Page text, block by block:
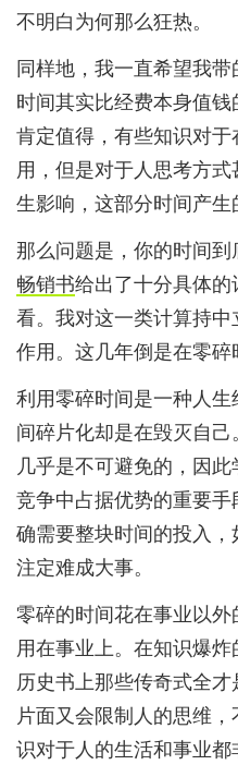
不明白为何那么狂热。
同样地，我一直希望我
时间其实比经费本身值
肯定值得，有些知识对
用，但是对于人思考方
生影响，这部分时间产生
那么问题是，你的时间
畅销书给出了十分具体
看。我对这一类计算持
作用。这几年倒是在零碎
利用零碎时间是一种人
间碎片化却是在毁灭自
几乎是不可避免的，因
竞争中占据优势的重要
确需要整块时间的投入
注定难成大事。
零碎的时间花在事业以
用在事业上。在知识爆
历史书上那些传奇式全
片面又会限制人的思维
识对于人的生活和事业都